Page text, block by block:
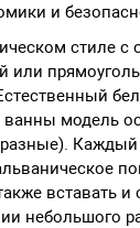
и
стиле с
или
модель
небольшого